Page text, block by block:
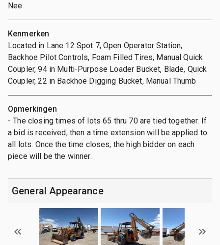
Nee
Kenmerken
Located in Lane 12 Spot 7, Open Operator Station,
Backhoe Pilot Controls, Foam Filled Tires, Manual Quick
Coupler, 94 in Multi-Purpose Loader Bucket, Blade, Quick
Coupler, 22 in Backhoe Digging Bucket, Manual Thumb
Opmerkingen
- The closing times of lots 65 thru 70 are tied together. If
a bid is received, then a time extension will be applied to
all lots. Once the time closes, the high bidder on each
piece will be the winner.
General Appearance